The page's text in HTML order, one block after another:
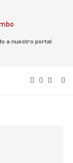
a nuestro portal